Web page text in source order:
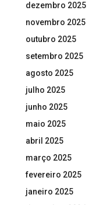
dezembro 2025
novembro 2025
outubro 2025
setembro 2025
agosto 2025
julho 2025
junho 2025
maio 2025
abril 2025
março 2025
fevereiro 2025
janeiro 2025